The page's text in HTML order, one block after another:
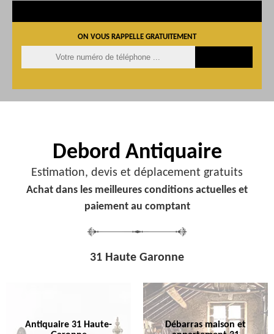
ON VOUS RAPPELLE GRATUITEMENT
Debord Antiquaire
Estimation, devis et déplacement gratuits
Achat dans les meilleures conditions actuelles et
paiement au comptant
31 Haute Garonne
Antiquaire 31 Haute-
Débarras maison et